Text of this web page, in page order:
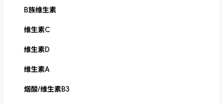
B族维生素
维生素C
维生素D
维生素A
烟酸/维生素B3